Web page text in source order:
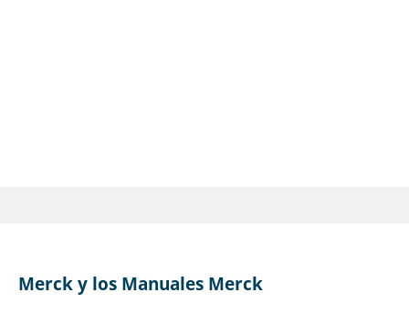
Merck y los Manuales Merck